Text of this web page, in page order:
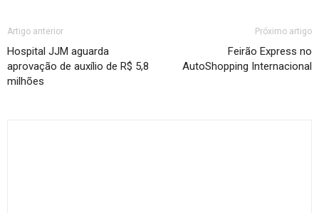
Artigo anterior
Hospital JJM aguarda
aprovação de auxílio de R$ 5,8
milhões
Próximo artigo
Feirão Express no
AutoShopping Internacional